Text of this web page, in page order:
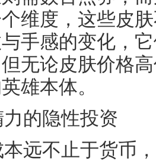
维度，这些皮
手感的变化，
无论皮肤价格
雄本体。
的隐性投资
远不止于货币